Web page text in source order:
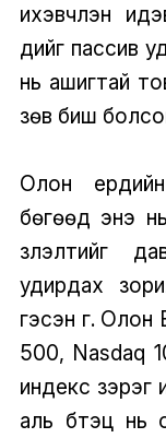
ихэвчлэн
үүдийг пассив
нь ашигтай
зөв биш
Олон
бөгөөд энэ
удирдах
гэсэн үг.
500, Nasdaq
индекс зэрэг
аль бүтэц нь